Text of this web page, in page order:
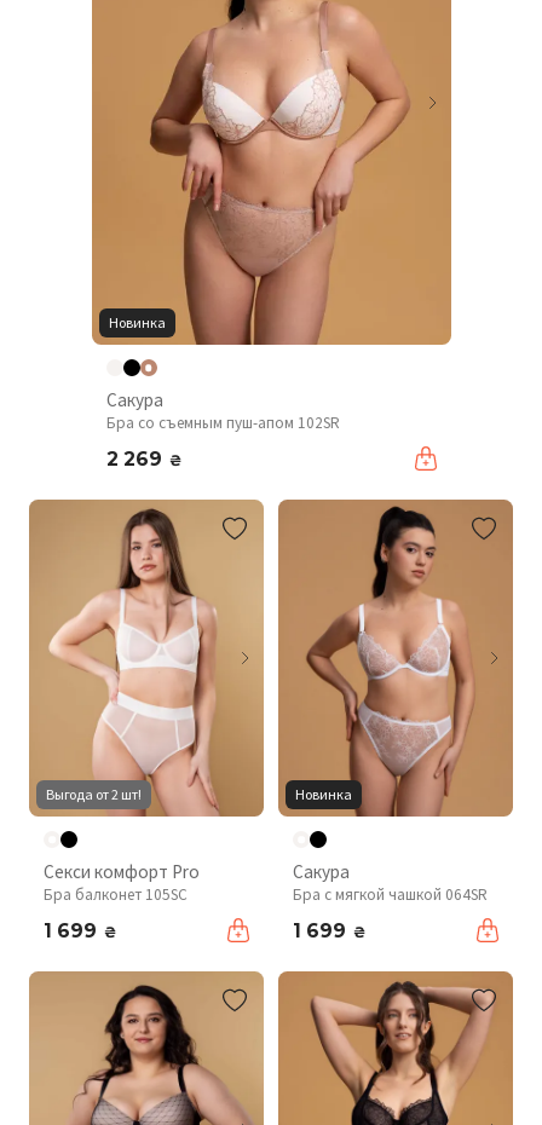
Новинка
Сакура
Бра со съемным пуш-апом 102SR
2 269 ₴
Выгода от 2 шт!
Секси комфорт Pro
Бра балконет 105SC
1 699 ₴
Новинка
Сакура
Бра с мягкой чашкой 064SR
1 699 ₴